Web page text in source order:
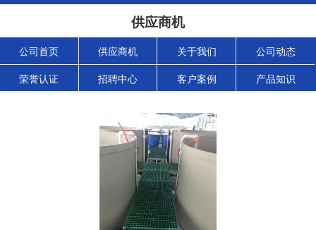
供应商机
公司首页 供应商机 关于我们 公司动态
荣誉认证 招聘中心 客户案例 产品知识